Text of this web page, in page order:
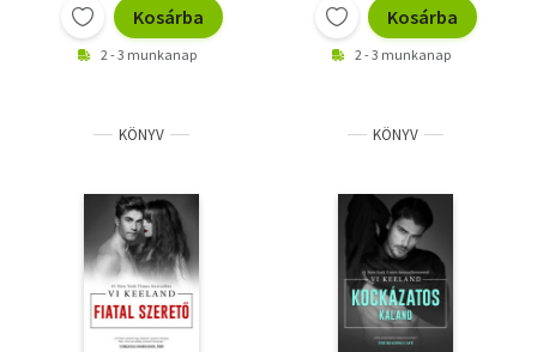
Kosárba
2 - 3 munkanap
Kosárba
2 - 3 munkanap
KÖNYV KÖNYV